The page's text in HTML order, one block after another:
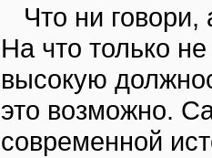
Что ни говори,
На что только
высокую
это возможно.
современной